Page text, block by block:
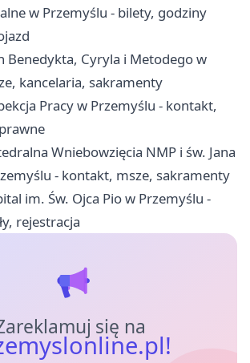
w Przemyślu - bilety, godziny
Benedykta, Cyryla i Metodego w
kancelaria, sakramenty
Pracy w Przemyślu - kontakt,
Wniebowzięcia NMP i św. Jana
- kontakt, msze, sakramenty
im. Św. Ojca Pio w Przemyślu -
rejestracja
się na